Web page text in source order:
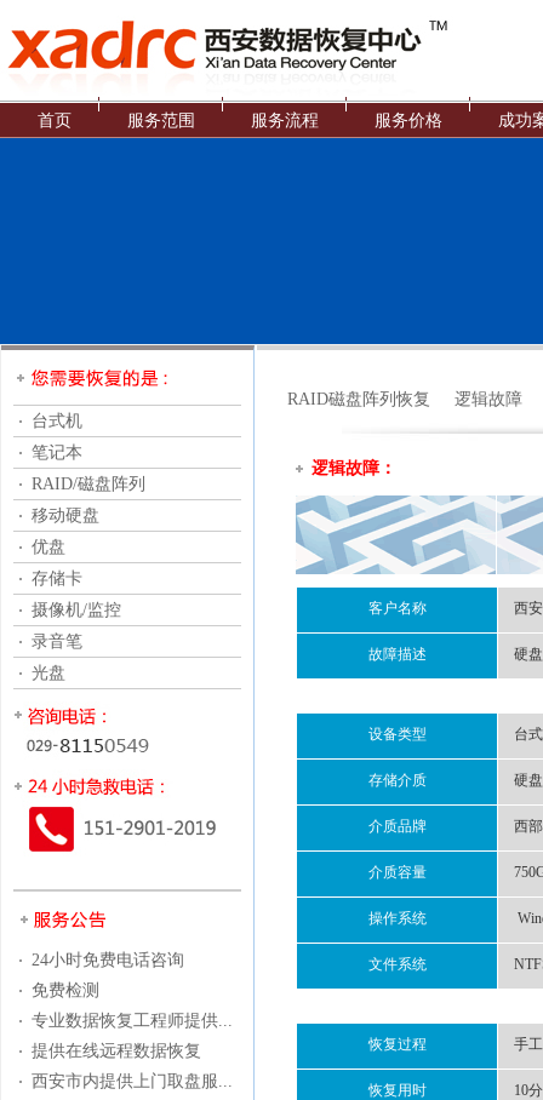
首页 服务范围 服务流程 服务价格 成功
台式机
笔记本
RAID/磁盘阵列
移动硬盘
优盘
存储卡
摄像机/监控
录音笔
光盘
24小时免费电话咨询
免费检测
专业数据恢复工程师提供...
提供在线远程数据恢复
西安市内提供上门取盘服...
RAID磁盘阵列恢复 逻辑故障
逻辑故障：
客户名称 西
故障描述 硬
设备类型 台
存储介质 硬盘
介质品牌 西
介质容量
操作系统
文件系统
恢复过程 手
恢复用时 10